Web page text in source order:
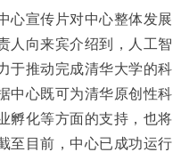
宣传片对中心整体发展
人向来宾介绍到，人工智
于推动完成清华大学的科
中心既可为清华原创性科
孵化等方面的支持，也将
至目前，中心已成功运行